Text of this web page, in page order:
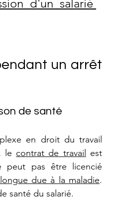
d'un salarié
un arrêt
de santé
en droit du travail
le contrat de travail
est
peut pas être licencié
due à la maladie.
santé du salarié.